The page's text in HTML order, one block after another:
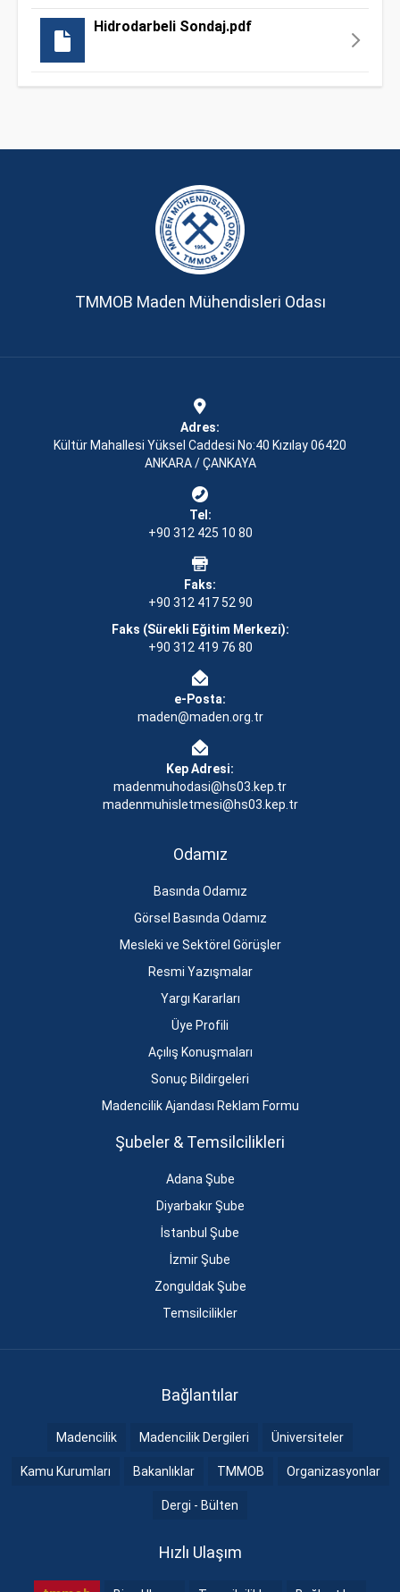
Hidrodarbeli Sondaj.pdf
TMMOB Maden Mühendisleri Odası
Adres:
Kültür Mahallesi Yüksel Caddesi No:40 Kızılay 06420
ANKARA / ÇANKAYA
Tel:
+90 312 425 10 80
Faks:
+90 312 417 52 90
Faks (Sürekli Eğitim Merkezi):
+90 312 419 76 80
e-Posta:
maden@maden.org.tr
Kep Adresi:
madenmuhodasi@hs03.kep.tr
madenmuhisletmesi@hs03.kep.tr
Odamız
Basında Odamız
Görsel Basında Odamız
Mesleki ve Sektörel Görüşler
Resmi Yazışmalar
Yargı Kararları
Üye Profili
Açılış Konuşmaları
Sonuç Bildirgeleri
Madencilik Ajandası Reklam Formu
Şubeler & Temsilcilikleri
Adana Şube
Diyarbakır Şube
İstanbul Şube
İzmir Şube
Zonguldak Şube
Temsilcilikler
Bağlantılar
Madencilik Madencilik Dergileri Üniversiteler
Kamu Kurumları Bakanlıklar TMMOB Organizasyonlar
Dergi - Bülten
Hızlı Ulaşım